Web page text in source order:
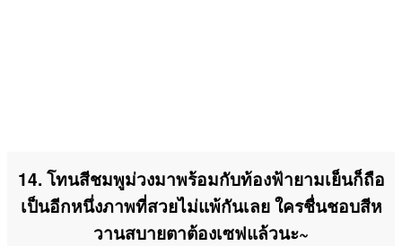
14. โทนสีชมพูม่วงมาพร้อมกับท้องฟ้ายามเย็นก็ถือ
เป็นอีกหนึ่งภาพที่สวยไม่แพ้กันเลย ใครชื่นชอบสีห
วานสบายตาต้องเซฟแล้วนะ~